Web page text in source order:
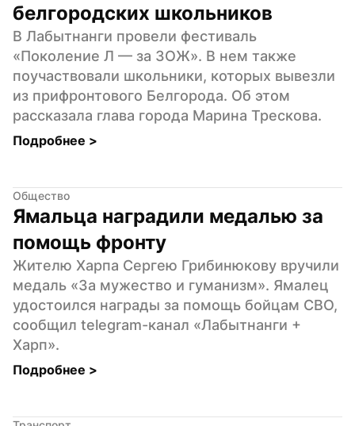
белгородских школьников
В Лабытнанги провели фестиваль
«Поколение Л — за ЗОЖ». В нем также
поучаствовали школьники, которых вывезли
из прифронтового Белгорода. Об этом
рассказала глава города Марина Трескова.
Подробнее >
Общество
Ямальца наградили медалью за
помощь фронту
Жителю Харпа Сергею Грибинюкову вручили
медаль «За мужество и гуманизм». Ямалец
удостоился награды за помощь бойцам СВО,
сообщил telegram-канал «Лабытнанги +
Харп».
Подробнее >